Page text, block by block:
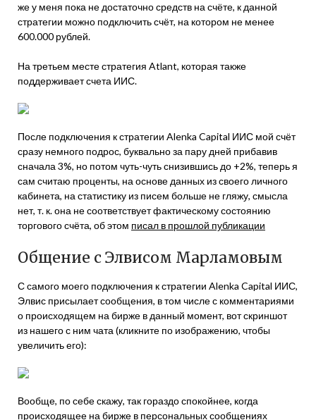
же у меня пока не достаточно средств на счёте, к данной
стратегии можно подключить счёт, на котором не менее
600.000 рублей.
На третьем месте стратегия Atlant, которая также
поддерживает счета ИИС.
После подключения к стратегии Alenka Capital ИИС мой счёт
сразу немного подрос, буквально за пару дней прибавив
сначала 3%, но потом чуть-чуть снизившись до +2%, теперь я
сам считаю проценты, на основе данных из своего личного
кабинета, на статистику из писем больше не гляжу, смысла
нет, т. к. она не соответствует фактическому состоянию
торгового счёта, об этом писал в прошлой публикации
Общение с Элвисом Марламовым
С самого моего подключения к стратегии Alenka Capital ИИС,
Элвис присылает сообщения, в том числе с комментариями
о происходящем на бирже в данный момент, вот скриншот
из нашего с ним чата (кликните по изображению, чтобы
увеличить его):
Вообще, по себе скажу, так гораздо спокойнее, когда
происходящее на бирже в персональных сообщениях